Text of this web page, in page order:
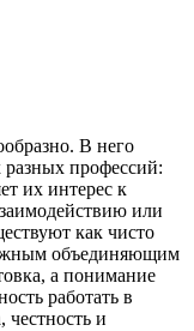
В него
профессий:
их интерес к
или
как чисто
объединяющим
а понимание
работать в
честность и